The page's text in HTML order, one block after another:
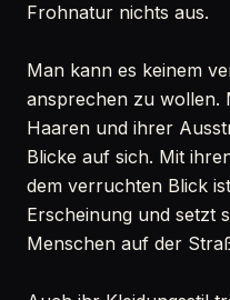
Frohnatur nichts aus.
Man kann es keinem
ansprechen zu wollen.
Haaren und ihrer
Blicke auf sich. Mit
dem verruchten Blick
Erscheinung und setzt
Menschen auf der